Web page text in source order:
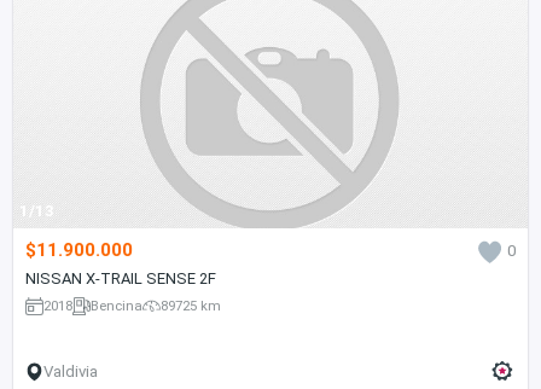
1/13
$11.900.000
0
NISSAN X-TRAIL SENSE 2F
2018 Bencina 89725 km
Valdivia